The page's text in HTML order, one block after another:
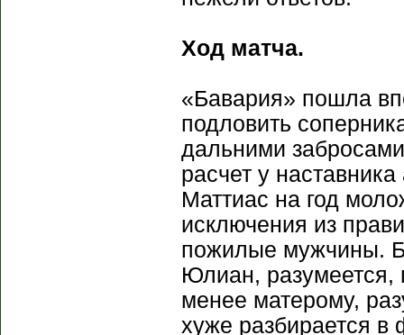
Ход матча.
«Бавария» пошла
подловить
дальними
расчет у
Маттиас на год
исключения из
пожилые мужчины.
Юлиан, разумеется,
менее матерому,
хуже разбирается